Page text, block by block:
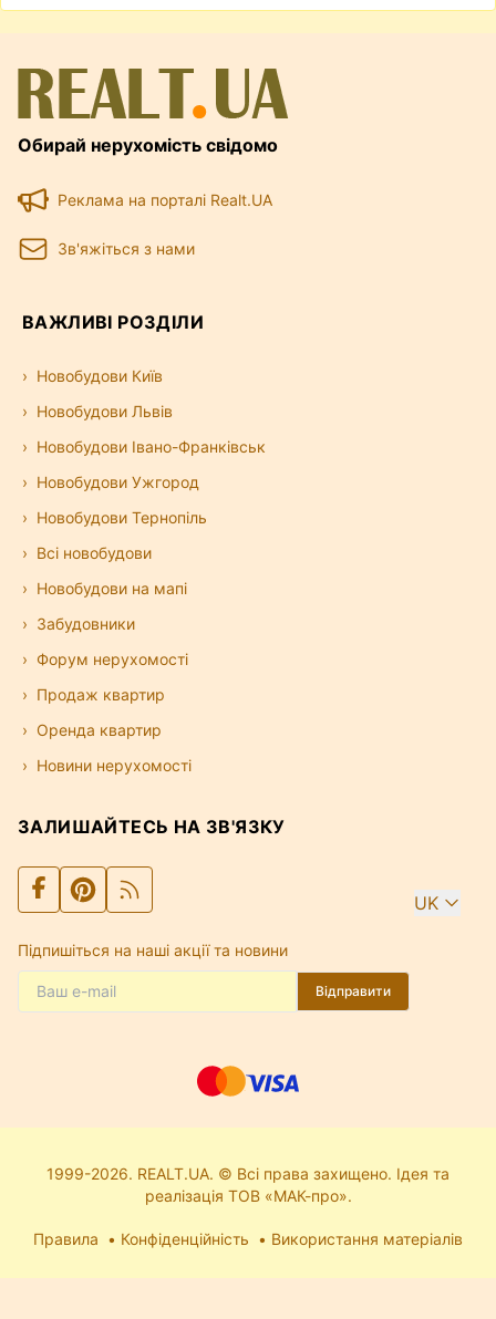
Обирай нерухомість свідомо
Реклама на порталі Realt.UA
Зв'яжіться з нами
ВАЖЛИВІ РОЗДІЛИ
Новобудови Київ
Новобудови Львів
Новобудови Івано-Франківськ
Новобудови Ужгород
Новобудови Тернопіль
Всі новобудови
Новобудови на мапі
Забудовники
Форум нерухомості
Продаж квартир
Оренда квартир
Новини нерухомості
ЗАЛИШАЙТЕСЬ НА ЗВ'ЯЗКУ
UK
Підпишіться на наші акції та новини
Відправити
1999-2026. REALT.UA. © Всі права захищено. Ідея та
реалізація ТОВ «МАК-про».
Правила Конфіденційність Використання матеріалів